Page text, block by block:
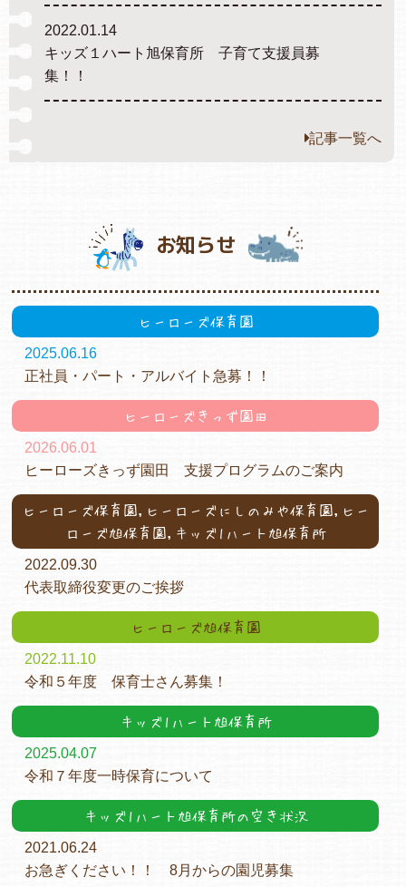
2022.01.14
キッズ１ハート旭保育所 子育て支援員募
集！！
記事一覧へ
お知らせ
ヒーローズ保育園
2025.06.16
正社員・パート・アルバイト急募！！
ヒーローズきっず園田
2026.06.01
ヒーローズきっず園田 支援プログラムのご案内
ヒーローズ保育園,ヒーローズにしのみや保育園,ヒー
ローズ旭保育園,キッズ1ハート旭保育所
2022.09.30
代表取締役変更のご挨拶
ヒーローズ旭保育園
2022.11.10
令和５年度 保育士さん募集！
キッズ1ハート旭保育所
2025.04.07
令和７年度一時保育について
キッズ1ハート旭保育所の空き状況
2021.06.24
お急ぎください！！ 8月からの園児募集